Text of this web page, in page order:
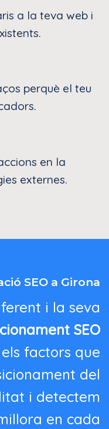
a la teva web i
perquè el teu
en la
externes.
SEO a Girona
i la seva
SEO
factors que
del
i detectem
en cada